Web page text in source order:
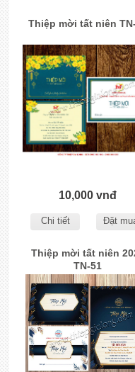
Thiệp mời tất niên
10,000 vnđ
Chi tiết Đặt
Thiệp mời tất niên
TN-51